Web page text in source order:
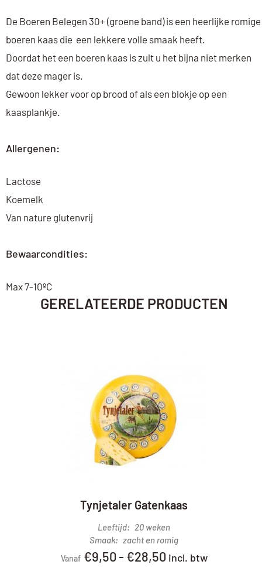
De Boeren Belegen 30+ (groene band) is een heerlijke romige
boeren kaas die een lekkere volle smaak heeft.
Doordat het een boeren kaas is zult u het bijna niet merken
dat deze mager is.
Gewoon lekker voor op brood of als een blokje op een
kaasplankje.
Allergenen:
Lactose
Koemelk
Van nature glutenvrij
Bewaarcondities:
Max 7-10ºC
GERELATEERDE PRODUCTEN
Tynjetaler Gatenkaas
Leeftijd
20 weken
Smaak
zacht en romig
Vanaf €9,50 - €28,50 incl. btw